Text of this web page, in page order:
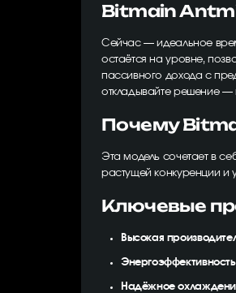
Bitmain
Сейчас — идеальное
остаётся на уровне,
пассивного дохода с
откладывайте решение —
Почему
Эта модель сочетает в
растущей конкуренции и
Ключевые
Высокая
Энергоэффективность
Надёжное